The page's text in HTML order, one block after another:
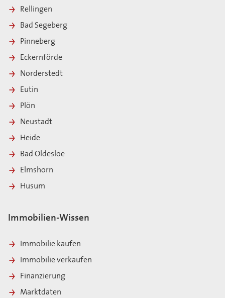
Rellingen
Bad Segeberg
Pinneberg
Eckernförde
Norderstedt
Eutin
Plön
Neustadt
Heide
Bad Oldesloe
Elmshorn
Husum
Immobilien-Wissen
Immobilie kaufen
Immobilie verkaufen
Finanzierung
Marktdaten